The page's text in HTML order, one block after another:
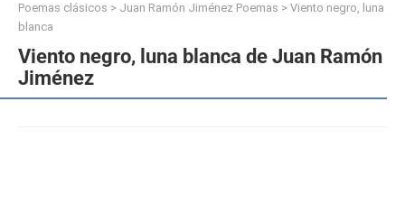
Poemas clásicos > Juan Ramón Jiménez Poemas > Viento negro, luna
blanca
Viento negro, luna blanca de Juan Ramón
Jiménez